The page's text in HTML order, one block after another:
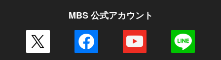
MBS 公式アカウント